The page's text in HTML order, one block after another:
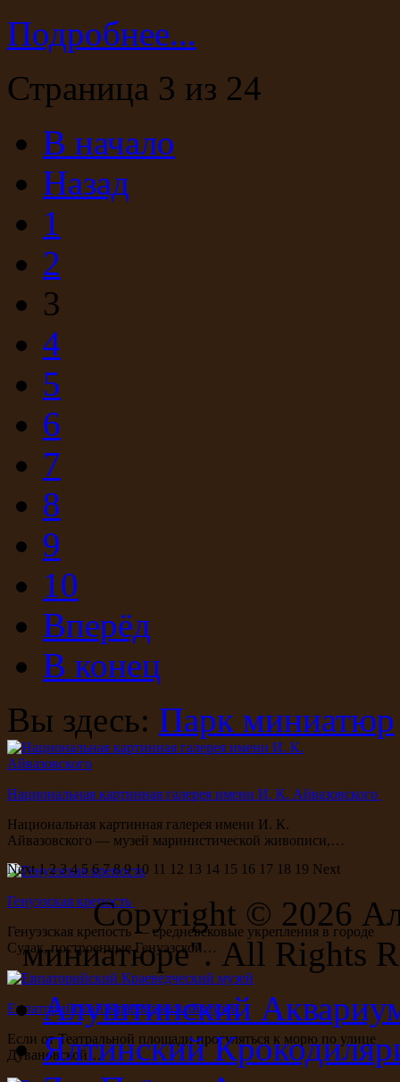
Подробнее...
Страница 3 из 24
В начало
Назад
1
2
3
4
5
6
7
8
9
10
Вперёд
В конец
Вы здесь: Парк миниатюр
Национальная картинная галерея имени И. К. Айвазовского
Национальная картинная галерея имени И. К.
Айвазовского — музей маринистической живописи,…
Генуэзская крепость
Генуэзская крепость — средневековые укрепления в городе
Судак, построенные Генуэзской…
Евпаторийский Краеведческий музей
Если от Театральной площади прогуляться к морю по улице
Дувановской…
Next12345678910 11 12 13 14 15 16 17 18 19 Next
Copyright © 2026
миниатюре". All Rights
Алуштинский
Ялтинский